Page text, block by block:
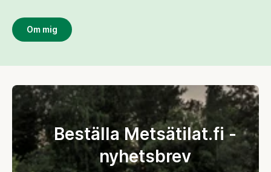
Om mig
Beställa Metsätilat.fi -
nyhetsbrev